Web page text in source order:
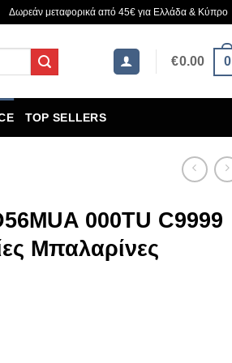
Δωρεάν μεταφορικά από 45€ για Ελλάδα & Κύπρο
€0.00 0
TOP SELLERS
000TU C9999
Μπαλαρίνες